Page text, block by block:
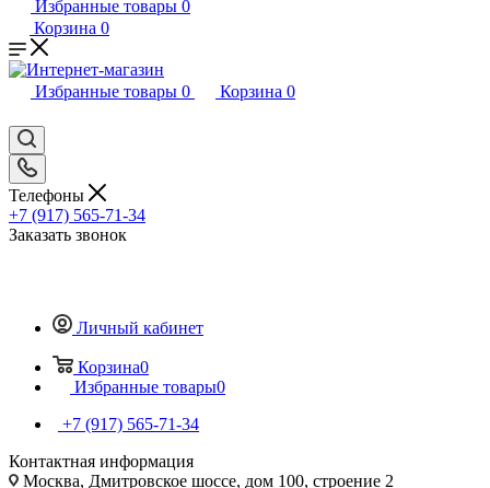
Избранные товары 0
Корзина 0
Избранные товары 0 Корзина 0
Телефоны
+7 (917) 565-71-34
Заказать звонок
Личный кабинет
Корзина0
Избранные товары0
+7 (917) 565-71-34
Контактная информация
Москва, Дмитровское шоссе, дом 100, строение 2